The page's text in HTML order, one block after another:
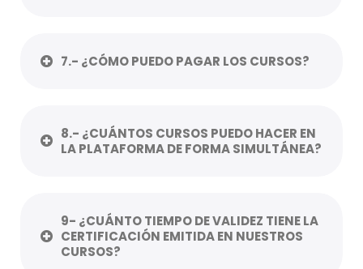
7.- ¿CÓMO PUEDO PAGAR LOS CURSOS?
8.- ¿CUÁNTOS CURSOS PUEDO HACER EN
LA PLATAFORMA DE FORMA SIMULTÁNEA?
9- ¿CUÁNTO TIEMPO DE VALIDEZ TIENE LA
CERTIFICACIÓN EMITIDA EN NUESTROS
CURSOS?